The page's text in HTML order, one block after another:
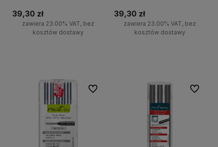
39,30 zł
zawiera 23.00% VAT, bez
kosztów dostawy
39,30 zł
zawiera 23.00% VAT, bez
kosztów dostawy
Do ulubionych Do